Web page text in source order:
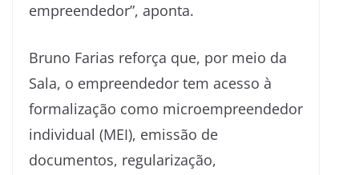
empreendedor”, aponta.
Bruno Farias reforça que, por meio da
Sala, o empreendedor tem acesso à
formalização como microempreendedor
individual (MEI), emissão de
documentos, regularização,